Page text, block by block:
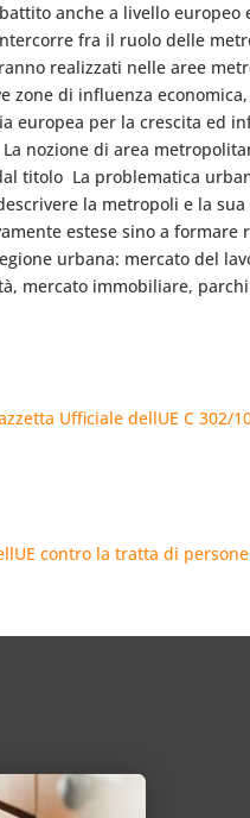
anche a livello europeo
fra il ruolo delle
realizzati nelle aree
zone di influenza
europea per la crescita ed
La nozione di area
titolo  La problematica
la metropoli e la
estese sino a
urbana: mercato del
mercato immobiliare,
Ufficiale dellUE C 302/
contro la tratta di persone